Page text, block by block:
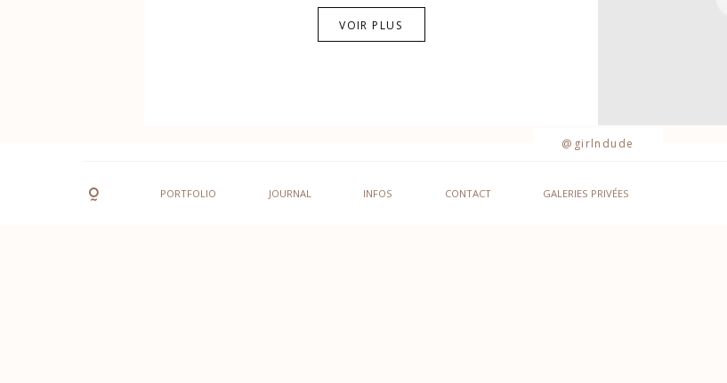
VOIR PLUS
@girlndude
PORTFOLIO JOURNAL INFOS CONTACT GALERIES PRIVÉES